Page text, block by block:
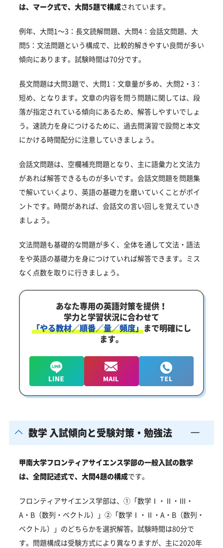
甲南大学以外のフロンティアサイエンス学部・関連
甲南大学フロンティアサイエンス学部受験生からの
は、マーク式で、大問5題で構成されています。
例年、大問1～3：長文読解問題、大問4：会話文問題、大
問5：文法問題という構成で、比較的解きやすい良問が多い
傾向にあります。試験時間は70分です。
長文問題は大問3題で、大問1：文章量が多め、大問2・3：
短め、となります。文章の内容を問う問題に関しては、段
落が指定されている傾向にあるため、解答しやすいでしょ
う。速読力を身につけるために、過去問演習で設問と本文
にかける時間配分に注意していきましょう。
会話文問題は、空欄補充問題となり、主に語彙力と文法力
があれば解答できるものが多いです。会話文問題を問題集
で解いていくより、英語の基礎力を磨いていくことがポイ
ントです。時間があれば、会話文の言い回しを覚えていき
ましょう。
文法問題も基礎的な問題が多く、全体を通して文法・語法
をや英語の基礎力を身につけていれば解答できます。ミス
なく点数を取りに行きましょう。
あなた専用の英語対策を提供！
学力と学習状況に合わせて
「やる教材／順番／量／頻度」まで明確にし
ます。
数学 入試傾向と受験対策・勉強法
甲南大学フロンティアサイエンス学部の一般入試の数学
は、全問記述式で、大問4題の構成です。
フロンティアサイエンス学部は、①「数学Ⅰ・Ⅱ・Ⅲ・
A・B（数列・ベクトル）」②「数学Ⅰ・Ⅱ・A・B（数列・
ベクトル）」のどちらかを選択解答。試験時間は80分で
す。問題構成は受験方式により異なりますが、主に2020年